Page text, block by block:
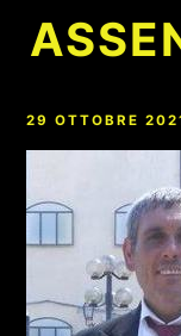
29 OTTOBRE